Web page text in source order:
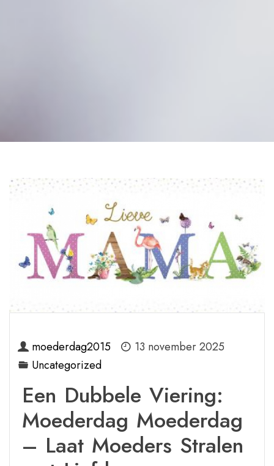
moederdag2015
13 november 2025
Uncategorized
Een Dubbele Viering:
Moederdag Moederdag
– Laat Moeders Stralen